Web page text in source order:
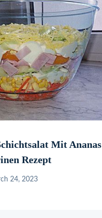
Mit Ananas
Rezept
24, 2023